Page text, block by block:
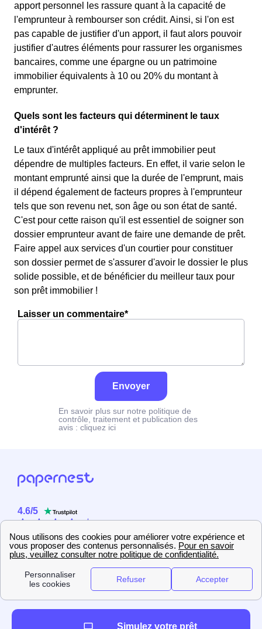
apport personnel les rassure quant à la capacité de
l'emprunteur à rembourser son crédit. Ainsi, si l'on est
pas capable de justifier d'un apport, il faut alors pouvoir
justifier d'autres éléments pour rassurer les organismes
bancaires, comme une épargne ou un patrimoine
immobilier équivalents à 10 ou 20% du montant à
emprunter.
Quels sont les facteurs qui déterminent le taux
d'intérêt ?
Le taux d'intérêt appliqué au prêt immobilier peut
dépendre de multiples facteurs. En effet, il varie selon le
montant emprunté ainsi que la durée de l'emprunt, mais
il dépend également de facteurs propres à l'emprunteur
tels que son revenu net, son âge ou son état de santé.
C'est pour cette raison qu'il est essentiel de soigner son
dossier emprunteur avant de faire une demande de prêt.
Faire appel aux services d'un courtier pour constituer
son dossier permet de s'assurer d'avoir le dossier le plus
solide possible, et de bénéficier du meilleur taux pour
son prêt immobilier !
Laisser un commentaire*
Envoyer
En savoir plus sur notre politique de
contrôle, traitement et publication des
avis : cliquez ici
4.6/5
2358 utilisateurs
Simulez votre prêt